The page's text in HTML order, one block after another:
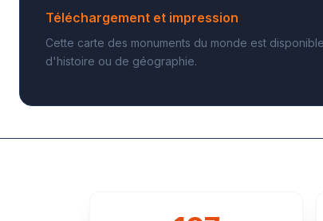
Téléchargement et impression
Cette carte des monuments du monde est
d'histoire ou de géographie.